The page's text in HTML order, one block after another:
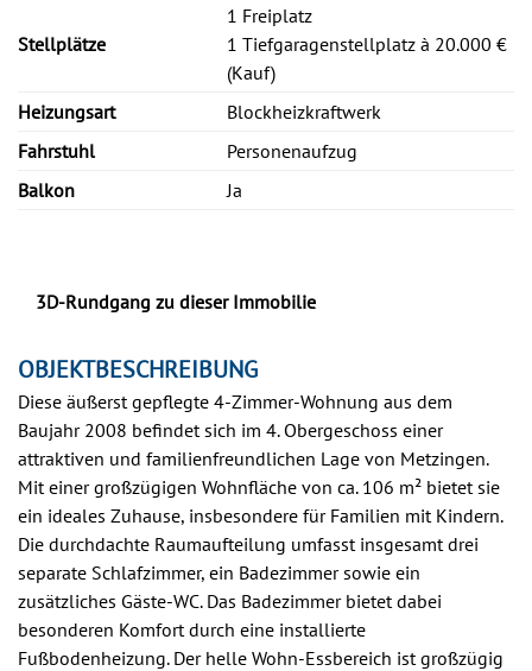
Stellplätze
1 Freiplatz
1 Tiefgaragenstellplatz à 20.000 €
(Kauf)
Heizungsart
Blockheizkraftwerk
Fahrstuhl
Personenaufzug
Balkon
Ja
3D-Rundgang zu dieser Immobilie
OBJEKTBESCHREIBUNG
Diese äußerst gepflegte 4-Zimmer-Wohnung aus dem
Baujahr 2008 befindet sich im 4. Obergeschoss einer
attraktiven und familienfreundlichen Lage von Metzingen.
Mit einer großzügigen Wohnfläche von ca. 106 m² bietet sie
ein ideales Zuhause, insbesondere für Familien mit Kindern.
Die durchdachte Raumaufteilung umfasst insgesamt drei
separate Schlafzimmer, ein Badezimmer sowie ein
zusätzliches Gäste-WC. Das Badezimmer bietet dabei
besonderen Komfort durch eine installierte
Fußbodenheizung. Der helle Wohn-Essbereich ist großzügig